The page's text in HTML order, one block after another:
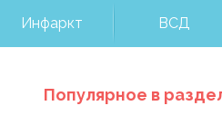
Инфаркт ВСД
Популярное в